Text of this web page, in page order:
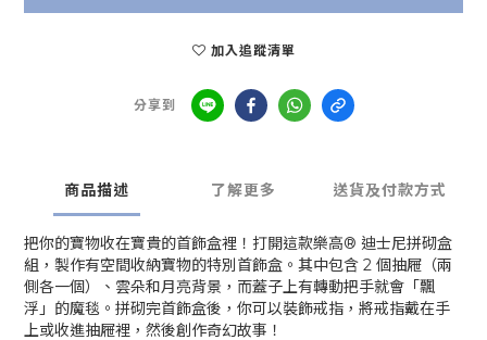
加入追蹤清單
分享到
商品描述 了解更多 送貨及付款方式
把你的寶物收在寶貴的首飾盒裡！打開這款樂高® 迪士尼拼砌盒
組，製作有空間收納寶物的特別首飾盒。其中包含 2 個抽屜（兩
側各一個）、雲朵和月亮背景，而蓋子上有轉動把手就會「飄
浮」的魔毯。拼砌完首飾盒後，你可以裝飾戒指，將戒指戴在手
上或收進抽屜裡，然後創作奇幻故事！